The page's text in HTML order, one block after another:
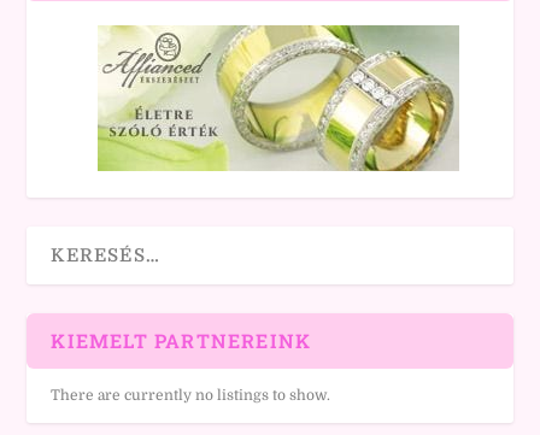
KIEMELT PARTNEREINK
There are currently no listings to show.